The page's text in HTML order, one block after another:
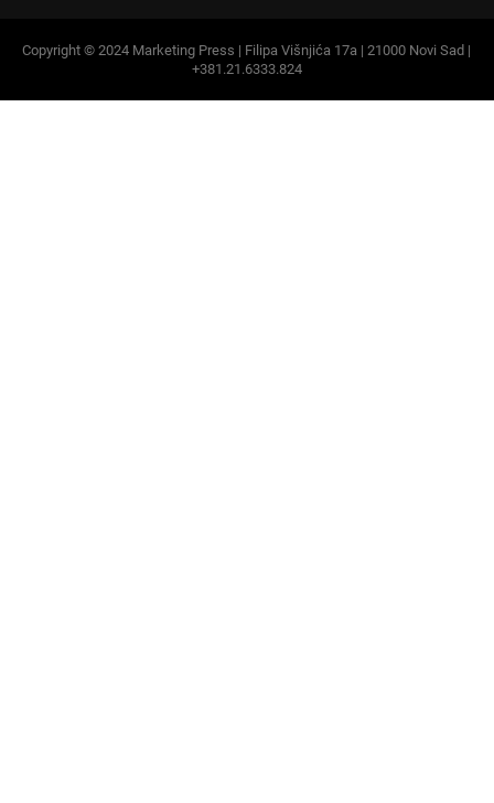
Copyright © 2024 Marketing Press | Filipa Višnjića 17a | 21000 Novi Sad |
+381.21.6333.824